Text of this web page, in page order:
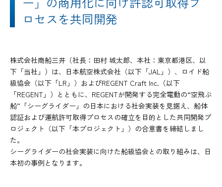
ロセスを共同開発
株式会社商船三井（社長：田村 城太郎、本社：東京都港区、以
下「当社」）は、日本航空株式会社（以下「JAL」）、ロイド船
級協会（以下「LR」）およびREGENT Craft Inc.（以下
「REGENT」）とともに、REGENTが開発する完全電動の“空飛ぶ
船”「シーグライダー」の日本における社会実装を見据え、船体
認証および運航許可取得プロセスの確立を目的とした共同開発プ
ロジェクト（以下「本プロジェクト」）の合意書を締結しまし
た。
シーグライダーの社会実装に向けた船級協会との取り組みは、日
本初の事例となります。